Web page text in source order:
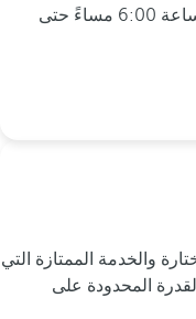
العشاء: من الاثنين إلى السبت فقط من الساعة 6:00 مساءً حتى
والخدمة الممتازة التي
المحدودة على